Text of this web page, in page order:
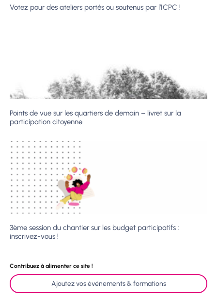
Votez pour des ateliers portés ou soutenus par l’ICPC !
Points de vue sur les quartiers de demain – livret sur la
participation citoyenne
3ème session du chantier sur les budget participatifs :
inscrivez-vous !
Contribuez à alimenter ce site !
Ajoutez vos événements & formations